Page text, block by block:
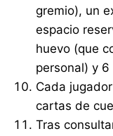
gremio), un
espacio
huevo (que
personal) y
Cada
cartas de
Tras